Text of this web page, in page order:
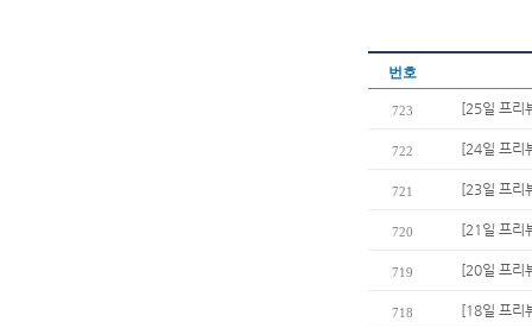
번호
723 [25일 프리
722 [24일 프리
721 [23일 프리
720 [21일 프리
719 [20일 프리
718 [18일 프리